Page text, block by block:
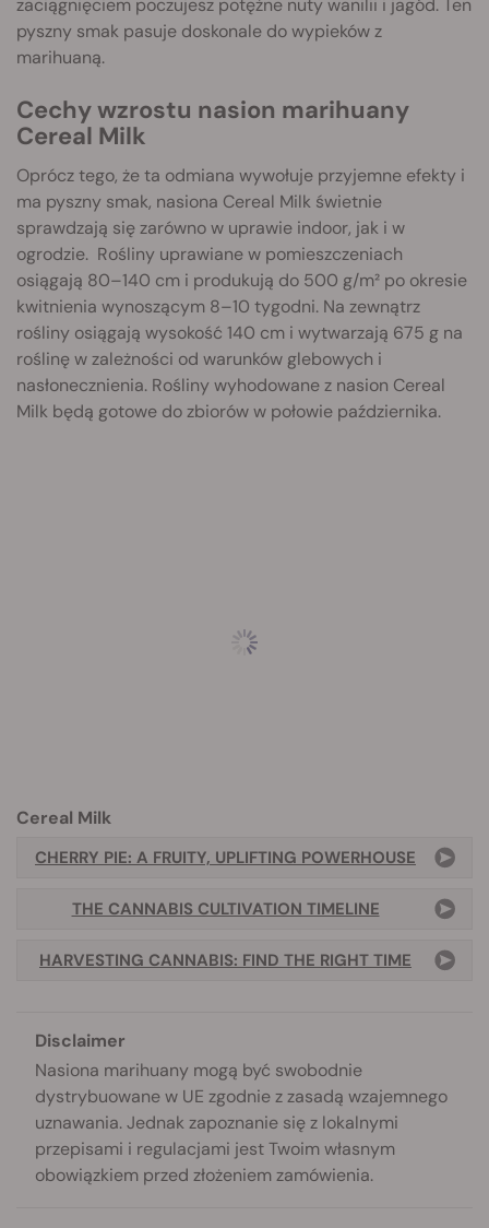
zaciągnięciem poczujesz potężne nuty wanilii i jagód. Ten
pyszny smak pasuje doskonale do wypieków z
marihuaną.
Cechy wzrostu nasion marihuany
Cereal Milk
Oprócz tego, że ta odmiana wywołuje przyjemne efekty i
ma pyszny smak, nasiona Cereal Milk świetnie
sprawdzają się zarówno w uprawie indoor, jak i w
ogrodzie. Rośliny uprawiane w pomieszczeniach
osiągają 80–140 cm i produkują do 500 g/m² po okresie
kwitnienia wynoszącym 8–10 tygodni. Na zewnątrz
rośliny osiągają wysokość 140 cm i wytwarzają 675 g na
roślinę w zależności od warunków glebowych i
nasłonecznienia. Rośliny wyhodowane z nasion Cereal
Milk będą gotowe do zbiorów w połowie października.
Cereal Milk
CHERRY PIE: A FRUITY, UPLIFTING POWERHOUSE
THE CANNABIS CULTIVATION TIMELINE
HARVESTING CANNABIS: FIND THE RIGHT TIME
Disclaimer
Nasiona marihuany mogą być swobodnie
dystrybuowane w UE zgodnie z zasadą wzajemnego
uznawania. Jednak zapoznanie się z lokalnymi
przepisami i regulacjami jest Twoim własnym
obowiązkiem przed złożeniem zamówienia.